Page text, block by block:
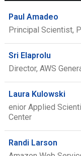
Paul Amadeo
Principal Scientist,
Sri Elaprolu
Director, AWS
Laura Kulowski
enior Applied
Center
Randi Larson